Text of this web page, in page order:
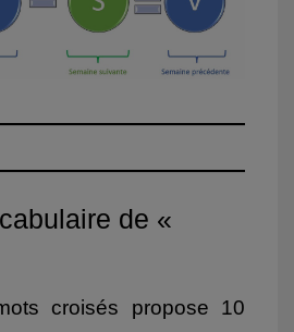
de «
croisés propose 10